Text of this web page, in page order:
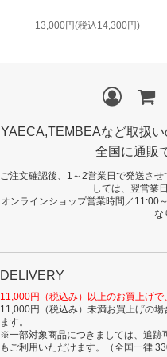
13,000円(税込14,300円)
YAECA,TEMBEAなど取扱い
全国に通販
ご注文確認後、1～2営業日で発送さ
しては、翌営業
オンラインショップ営業時間／
な
DELIVERY
11,000円（税込み）以上のお買上げで
11,000円（税込み）未満お買上げの
ます。
※一部対象商品につきましては、追跡
もご利用いただけます。（全国一律